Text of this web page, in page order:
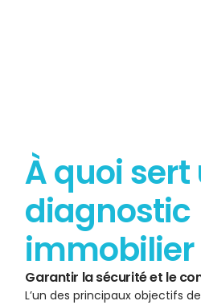
À quoi sert
diagnostic
immobilier
Garantir la sécurité et le
L’un des principaux objectifs